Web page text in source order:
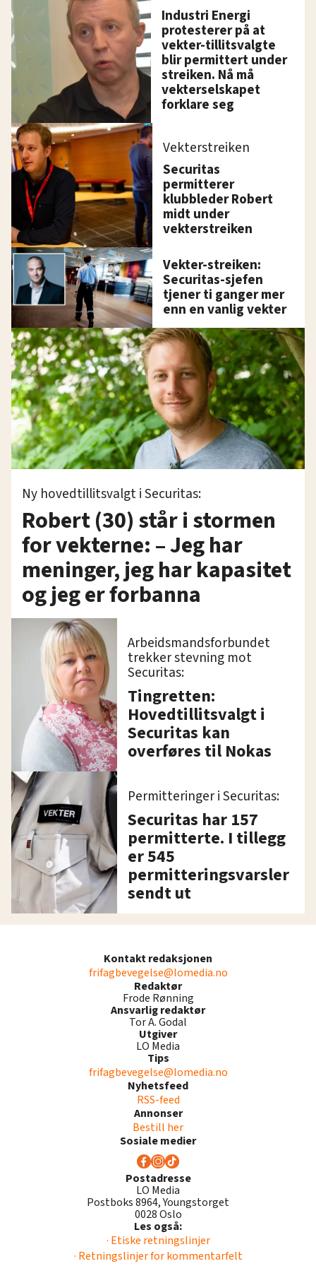
Industri Energi
protesterer på at
vekter-tillitsvalgte
blir permittert under
streiken. Nå må
vekterselskapet
forklare seg
Vekterstreiken
Securitas
permitterer
klubbleder Robert
midt under
vekterstreiken
Vekter-streiken:
Securitas-sjefen
tjener ti ganger mer
enn en vanlig vekter
Ny hovedtillitsvalgt i Securitas:
Robert (30) står i stormen
for vekterne: – Jeg har
meninger, jeg har kapasitet
og jeg er forbanna
Arbeidsmandsforbundet
trekker stevning mot
Securitas:
Tingretten:
Hovedtillitsvalgt i
Securitas kan
overføres til Nokas
Permitteringer i Securitas:
Securitas har 157
permitterte. I tillegg
er 545
permitteringsvarsler
sendt ut
Kontakt redaksjonen
frifagbevegelse@lomedia.no
Redaktør
Frode Rønning
Ansvarlig redaktør
Tor A. Godal
Utgiver
LO Media
Tips
frifagbevegelse@lomedia.no
Nyhetsfeed
RSS-feed
Annonser
Bestill her
Sosiale medier
Postadresse
LO Media
Postboks 8964, Youngstorget
0028 Oslo
Les også:
· Etiske retningslinjer
· Retningslinjer for kommentarfelt